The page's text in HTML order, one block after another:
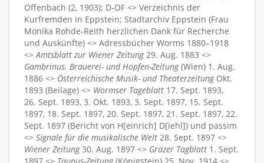
Offenbach (2, 1903); D-OF <> Verzeichnis der
Kurfremden in Eppstein; Stadtarchiv Eppstein (Frau
Monika Rohde-Reith herzlichen Dank für Recherche
und Auskünfte) <> Adressbücher Worms 1880–1918
<>Amtsblatt zur Wiener Zeitung29. Aug. 1883 <>
Gambrinus. Brauerei- und Hopfen-Zeitung(Wien) 1. Aug.
1886 <> Österreichische Musik- und TheaterzeitungOkt.
1893 (Beilage) <> Wormser Tageblatt 17. Sept. 1893,
26. Sept. 1893, 3. Okt. 1893, 3. Sept. 1897, 15. Sept.
1897, 18. Sept. 1897, 20. Sept. 1897, 21. Sept. 1897, 22.
Sept. 1897 (Bericht von H[einrich] D[iehl]) und passim
<> Signale für die musikalische Welt 28. Sept. 1897 <>
Wiener Zeitung30. Aug. 1897 <> Grazer Tagblatt 1. Sept.